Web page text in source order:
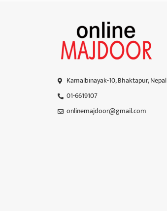
Kamalbinayak-10, Bhaktapur, Nepal
01-6619107
onlinemajdoor@gmail.com